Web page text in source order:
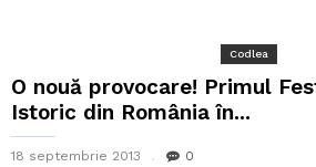
Codlea
O nouă provocare! Primul
Istoric din România în...
18 septembrie 2013 0